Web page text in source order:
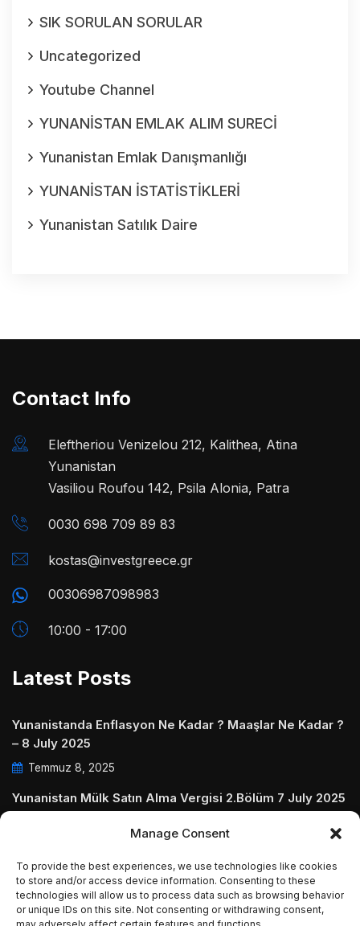
Manage Consent
To provide the best experiences, we use technologies like cookies
to store and/or access device information. Consenting to these
technologies will allow us to process data such as browsing behavior
or unique IDs on this site. Not consenting or withdrawing consent,
SIK SORULAN SORULAR
Uncategorized
Youtube Channel
YUNANİSTAN EMLAK ALIM SURECİ
Yunanistan Emlak Danışmanlığı
YUNANİSTAN İSTATİSTİKLERİ
Yunanistan Satılık Daire
Contact Info
Eleftheriou Venizelou 212, Kalithea, Atina
Yunanistan
Vasiliou Roufou 142, Psila Alonia, Patra
0030 698 709 89 83
kostas@investgreece.gr
00306987098983
10:00 - 17:00
Latest Posts
Yunanistanda Enflasyon Ne Kadar ? Maaşlar Ne Kadar ?
– 8 July 2025
Temmuz 8, 2025
Yunanistan Mülk Satın Alma Vergisi 2.Bölüm 7 July 2025
July 2025
Temmuz 5, 2025